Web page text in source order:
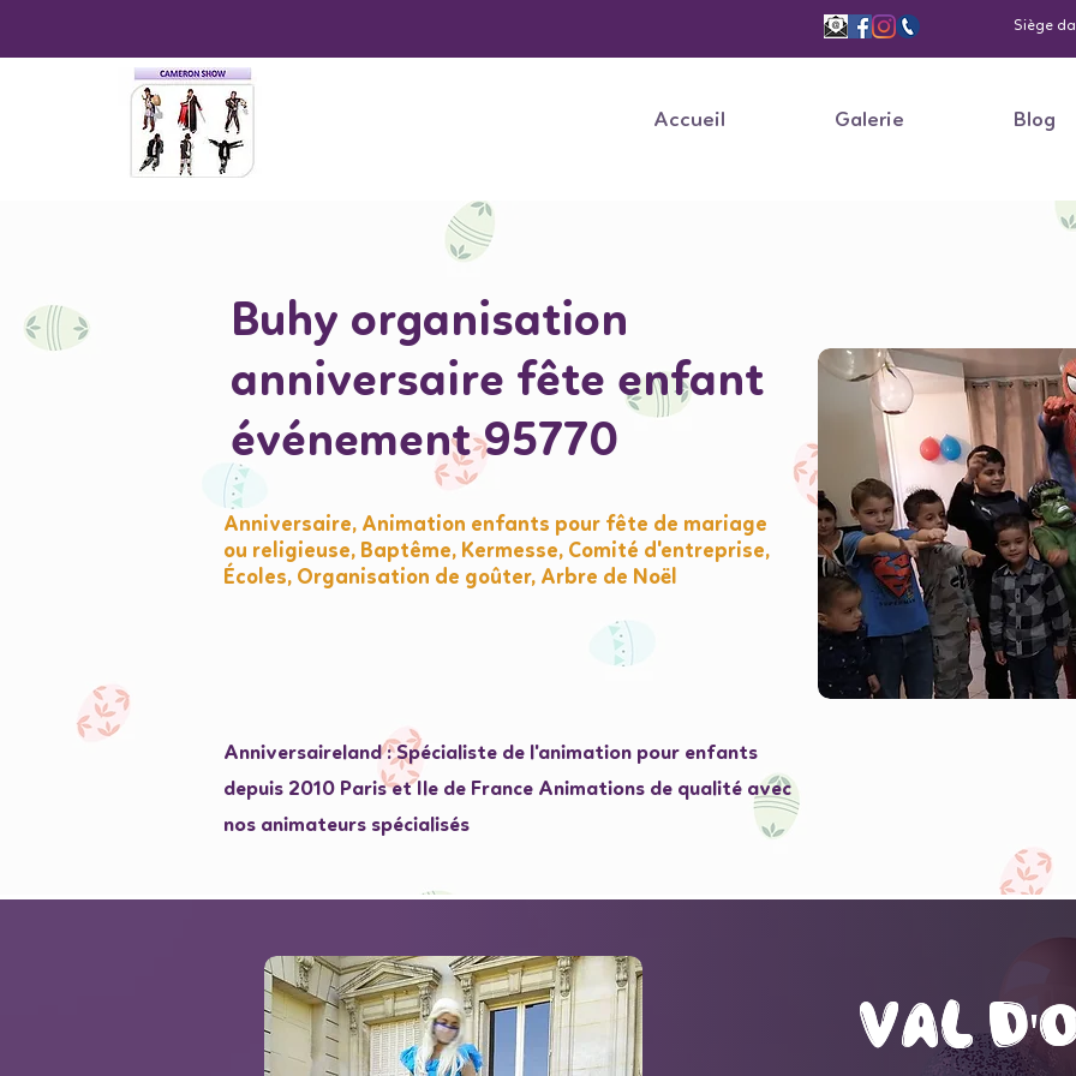
Siège
Accueil Galerie Blog
Buhy organisation
anniversaire fête enfant
événement 95770
Anniversaire, Animation enfants pour fête de mariage
ou religieuse, Baptême, Kermesse, Comité d'entreprise,
Écoles, Organisation de goûter, Arbre de Noël
Anniversaireland : Spécialiste de l'animation pour enfants
depuis 2010 Paris et Ile de France Animations de qualité avec
nos animateurs spécialisés
val
val